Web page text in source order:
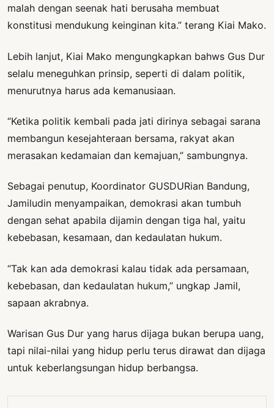
malah dengan seenak hati berusaha membuat
konstitusi mendukung keinginan kita.” terang Kiai Mako.
Lebih lanjut, Kiai Mako mengungkapkan bahws Gus Dur
selalu meneguhkan prinsip, seperti di dalam politik,
menurutnya harus ada kemanusiaan.
“Ketika politik kembali pada jati dirinya sebagai sarana
membangun kesejahteraan bersama, rakyat akan
merasakan kedamaian dan kemajuan,” sambungnya.
Sebagai penutup, Koordinator GUSDURian Bandung,
Jamiludin menyampaikan, demokrasi akan tumbuh
dengan sehat apabila dijamin dengan tiga hal, yaitu
kebebasan, kesamaan, dan kedaulatan hukum.
“Tak kan ada demokrasi kalau tidak ada persamaan,
kebebasan, dan kedaulatan hukum,” ungkap Jamil,
sapaan akrabnya.
Warisan Gus Dur yang harus dijaga bukan berupa uang,
tapi nilai-nilai yang hidup perlu terus dirawat dan dijaga
untuk keberlangsungan hidup berbangsa.